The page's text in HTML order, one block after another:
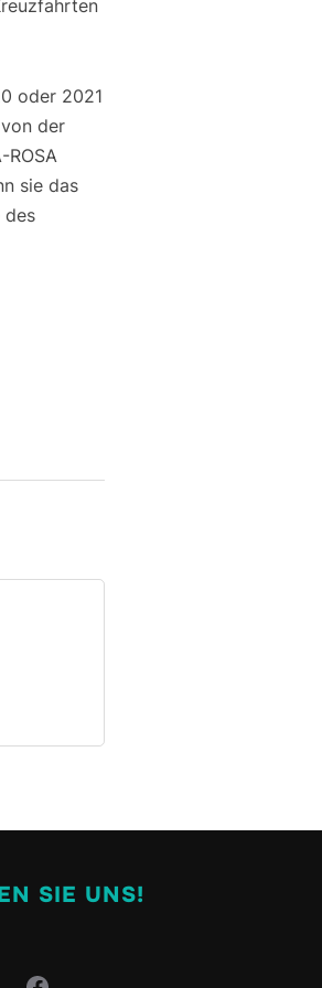
oder 2021
der
sie das
des
SIE UNS!